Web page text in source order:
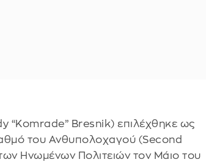
“Komrade” Bresnik) επιλέχθηκε ως
του Ανθυπολοχαγού (Second
Ηνωμένων Πολιτειών τον Μάιο του